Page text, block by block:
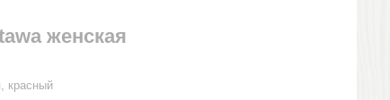
женская
красный